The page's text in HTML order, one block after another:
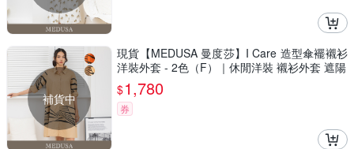
補貨中
現貨【MEDUSA 曼度莎】I Care 造型傘襬襯衫
洋裝外套 - 2色（F）｜休閒洋裝 襯衫外套 遮陽
$1,780
券